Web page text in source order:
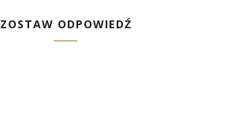
ZOSTAW ODPOWIEDŹ